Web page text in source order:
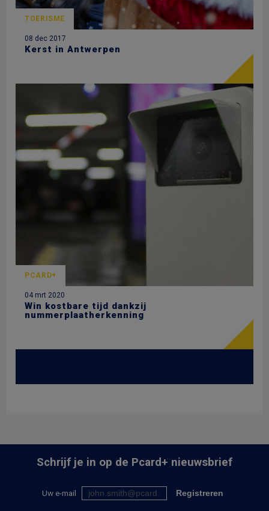
TOERISME
08 dec 2017
Kerst in Antwerpen
PCARD+
04 mrt 2020
Win kostbare tijd dankzij
nummerplaatherkenning
Schrijf je in op de Pcard+ nieuwsbrief
Uw e-mail Registreren